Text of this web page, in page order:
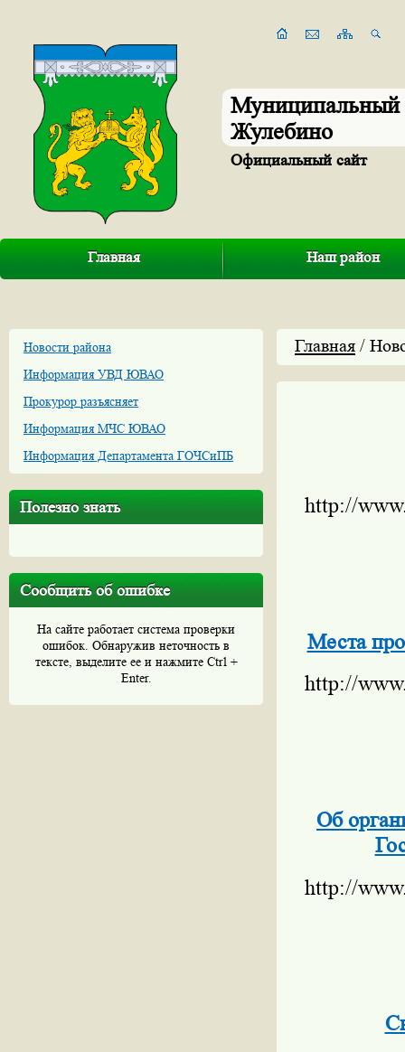
Муниципальный
Жулебино
Официальный сайт
Главная Наш район
Новости района
Информация УВД ЮВАО
Прокурор разъясняет
Информация МЧС ЮВАО
Информация Департамента ГОЧСиПБ
Полезно знать
Сообщить об ошибке
На сайте работает система проверки
ошибок. Обнаружив неточность в
тексте, выделите ее и нажмите Ctrl +
Enter.
Главная /
http://
Места
http://
Об
http://